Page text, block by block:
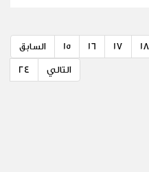
السابق 15 16 17 18
24 التالي